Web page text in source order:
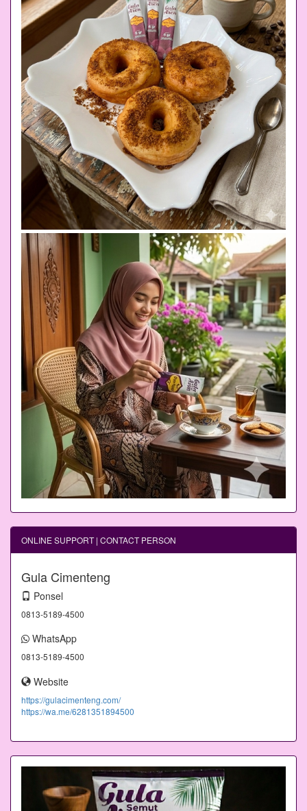
ONLINE SUPPORT | CONTACT PERSON
Gula Cimenteng
Ponsel
0813-5189-4500
WhatsApp
0813-5189-4500
Website
https://gulacimenteng.com/
https://wa.me/6281351894500